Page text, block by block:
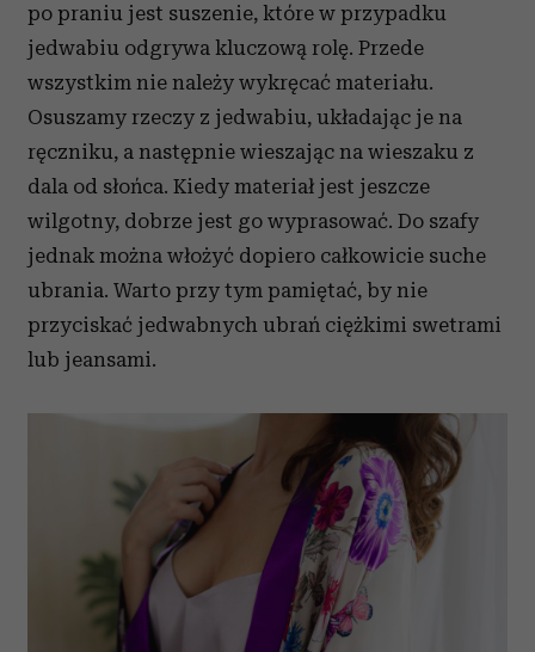
po praniu jest suszenie, które w przypadku
jedwabiu odgrywa kluczową rolę. Przede
wszystkim nie należy wykręcać materiału.
Osuszamy rzeczy z jedwabiu, układając je na
ręczniku, a następnie wieszając na wieszaku z
dala od słońca. Kiedy materiał jest jeszcze
wilgotny, dobrze jest go wyprasować. Do szafy
jednak można włożyć dopiero całkowicie suche
ubrania. Warto przy tym pamiętać, by nie
przyciskać jedwabnych ubrań ciężkimi swetrami
lub jeansami.